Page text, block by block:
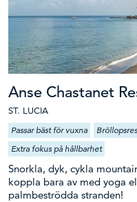
Anse Chastanet
ST. LUCIA
Passar bäst för vuxna
Extra fokus på hållbarhet
Snorkla, dyk, cykla
koppla bara av med yoga
palmbeströdda stranden!